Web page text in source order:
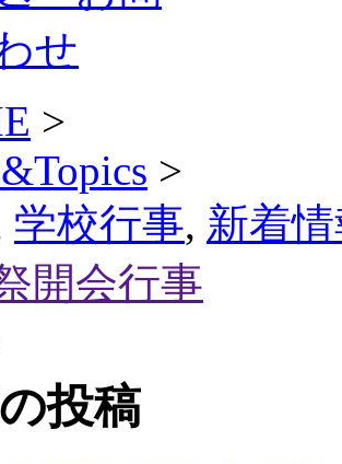
>
>
学校行事, 新着
開会行事
投稿